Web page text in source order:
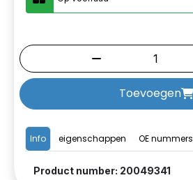
Info eigenschappen OE nummers
Product number: 20049341
Toevoegen